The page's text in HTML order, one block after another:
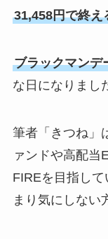
31,458円で終え
ブラックマンデ
な日になりまし
筆者「きつね」
ァンドや高配当
FIREを目指し
まり気にしない